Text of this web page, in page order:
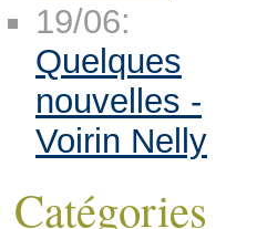
19/06:
Quelques
nouvelles -
Voirin Nelly
Catégories